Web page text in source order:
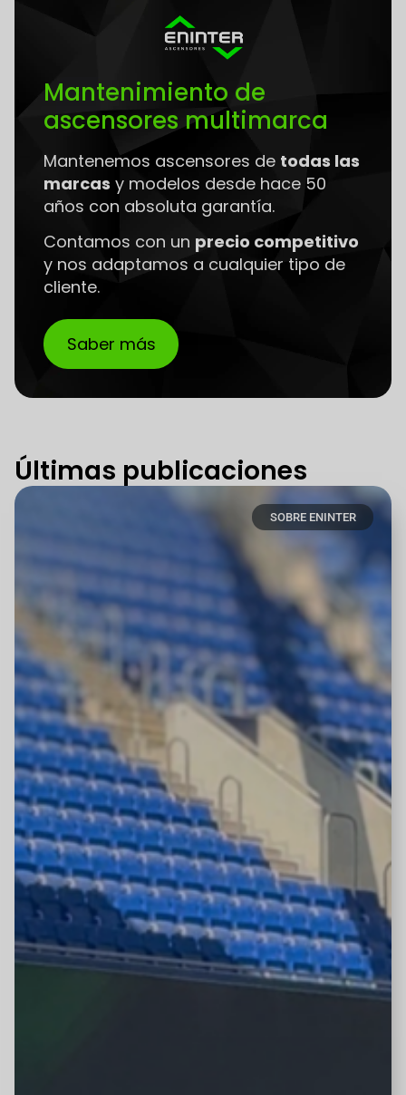
Mantenimiento de
ascensores multimarca
Mantenemos ascensores de todas las
marcas y modelos desde hace 50
años con absoluta garantía.
Contamos con un precio competitivo
y nos adaptamos a cualquier tipo de
cliente.
Saber más
Últimas publicaciones
SOBRE ENINTER